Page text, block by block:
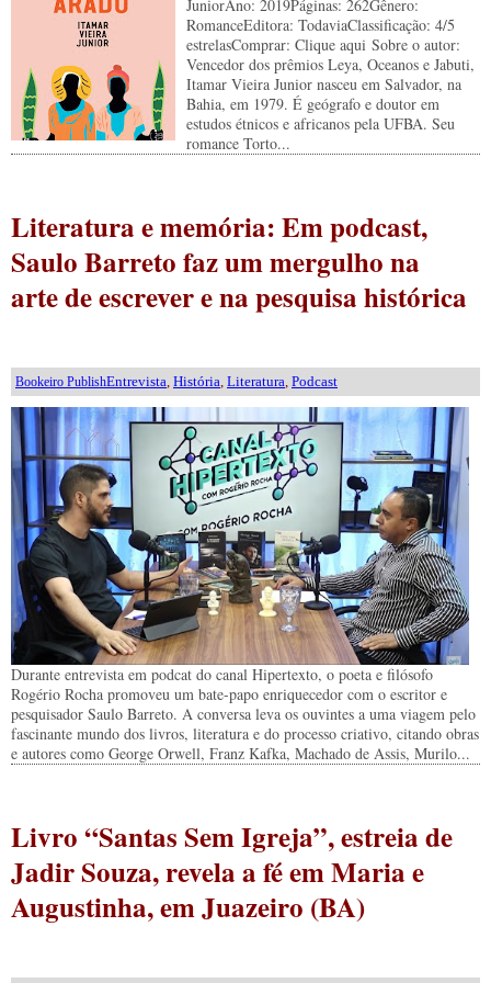
JuniorAno: 2019Páginas: 262Gênero:
RomanceEditora: TodaviaClassificação: 4/5
estrelasComprar: Clique aqui Sobre o autor:
Vencedor dos prêmios Leya, Oceanos e Jabuti,
Itamar Vieira Junior nasceu em Salvador, na
Bahia, em 1979. É geógrafo e doutor em
estudos étnicos e africanos pela UFBA. Seu
romance Torto...
Literatura e memória: Em podcast,
Saulo Barreto faz um mergulho na
arte de escrever e na pesquisa histórica
Bookeiro PublishEntrevista, História, Literatura, Podcast
Durante entrevista em podcat do canal Hipertexto, o poeta e filósofo
Rogério Rocha promoveu um bate-papo enriquecedor com o escritor e
pesquisador Saulo Barreto. A conversa leva os ouvintes a uma viagem pelo
fascinante mundo dos livros, literatura e do processo criativo, citando obras
e autores como George Orwell, Franz Kafka, Machado de Assis, Murilo...
Livro “Santas Sem Igreja”, estreia de
Jadir Souza, revela a fé em Maria e
Augustinha, em Juazeiro (BA)